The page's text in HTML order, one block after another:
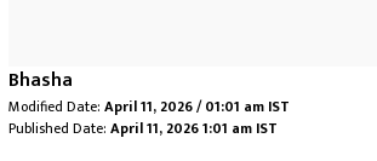
Bhasha
Modified Date: April 11, 2026 / 01:01 am IST
Published Date: April 11, 2026 1:01 am IST